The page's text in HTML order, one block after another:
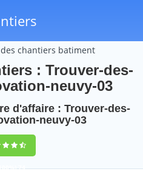
chantiers batiment
: Trouver-des-
neuvy-03
d'affaire : Trouver-des-
neuvy-03
74